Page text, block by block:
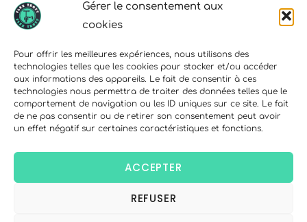
Gérer le consentement aux
cookies
Pour offrir les meilleures expériences, nous utilisons des
technologies telles que les cookies pour stocker et/ou accéder
aux informations des appareils. Le fait de consentir à ces
technologies nous permettra de traiter des données telles que le
comportement de navigation ou les ID uniques sur ce site. Le fait
de ne pas consentir ou de retirer son consentement peut avoir
un effet négatif sur certaines caractéristiques et fonctions.
ACCEPTER
REFUSER
30 rue Edouard Richard
68000 Colmar
Téléphone
Copyright © 2026 FlexTrott.